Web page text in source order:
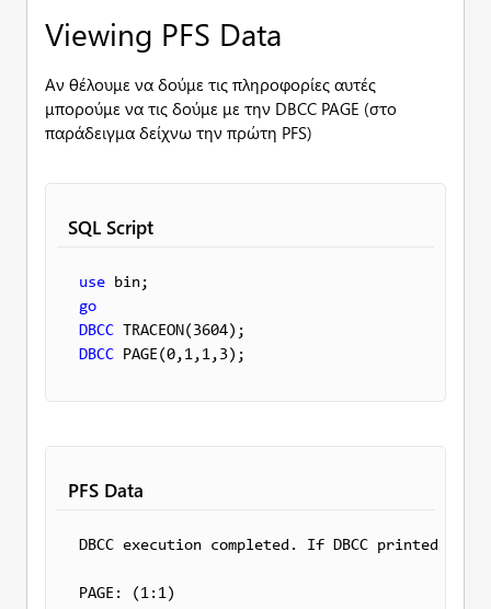
Viewing PFS Data
Αν θέλουμε να δούμε τις πληροφορίες αυτές
μπορούμε να τις δούμε με την DBCC PAGE (στο
παράδειγμα δείχνω την πρώτη PFS)
SQL Script
use
go
DBCC
DBCC PAGE(0,1,1,3);
PFS Data
DBCC execution completed. If DBCC printed error
PAGE: (1:1)